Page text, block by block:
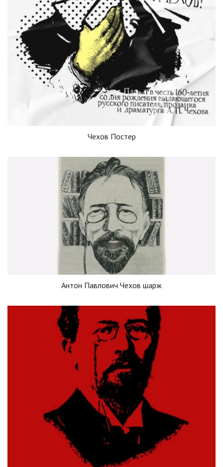
Чехов Постер
Антон Павлович Чехов шарж